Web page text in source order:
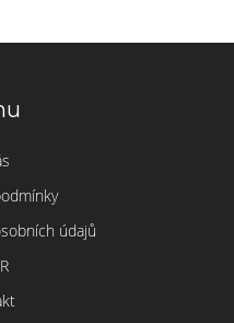
údajů